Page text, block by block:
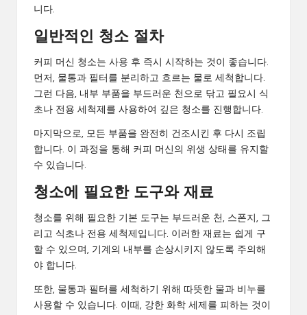
니다.
일반적인 청소 절차
커피 머신 청소는 사용 후 즉시 시작하는 것이 좋습니다.
먼저, 물통과 필터를 분리하고 흐르는 물로 세척합니다.
그런 다음, 내부 부품을 부드러운 천으로 닦고 필요시 식
초나 전용 세척제를 사용하여 깊은 청소를 진행합니다.
마지막으로, 모든 부품을 완전히 건조시킨 후 다시 조립
합니다. 이 과정을 통해 커피 머신의 위생 상태를 유지할
수 있습니다.
청소에 필요한 도구와 재료
청소를 위해 필요한 기본 도구는 부드러운 천, 스폰지, 그
리고 식초나 전용 세척제입니다. 이러한 재료는 쉽게 구
할 수 있으며, 기계의 내부를 손상시키지 않도록 주의해
야 합니다.
또한, 물통과 필터를 세척하기 위해 따뜻한 물과 비누를
사용할 수 있습니다. 이때, 강한 화학 세제를 피하는 것이